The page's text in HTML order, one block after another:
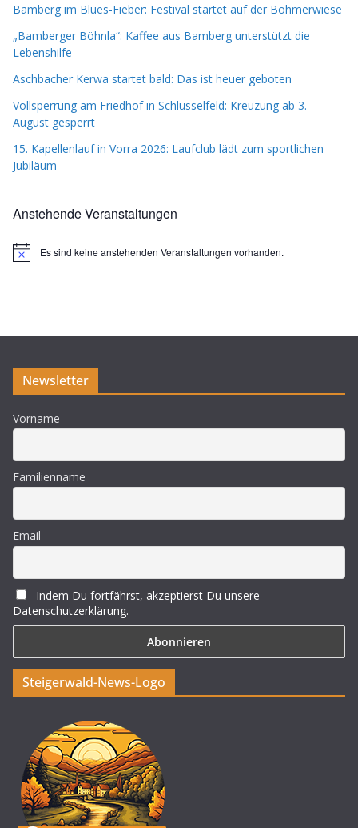
Bamberg im Blues-Fieber: Festival startet auf der Böhmerwiese
„Bamberger Böhnla“: Kaffee aus Bamberg unterstützt die
Lebenshilfe
Aschbacher Kerwa startet bald: Das ist heuer geboten
Vollsperrung am Friedhof in Schlüsselfeld: Kreuzung ab 3.
August gesperrt
15. Kapellenlauf in Vorra 2026: Laufclub lädt zum sportlichen
Jubiläum
Anstehende Veranstaltungen
H
s
Es sind keine anstehenden Veranstaltungen vorhanden.
Newsletter
Vorname
Familienname
Email
Indem Du fortfährst, akzeptierst Du unsere
Datenschutzerklärung.
Steigerwald-News-Logo